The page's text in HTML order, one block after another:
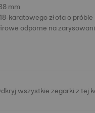
mm
złota o
odporne na
wszystkie zegarki z tej